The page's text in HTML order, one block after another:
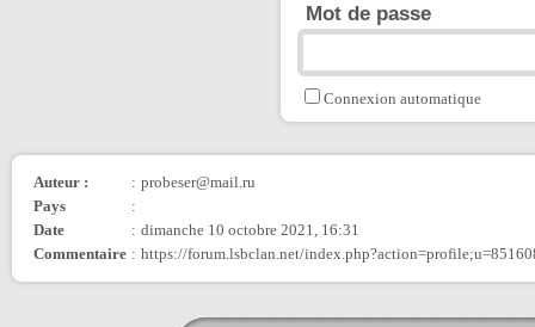
Mot de passe
Connexion automatique
Auteur : : probeser@mail.ru
Pays
:
Date
: dimanche 10 octobre 2021, 16:31
Commentaire : https://forum.lsbclan.net/